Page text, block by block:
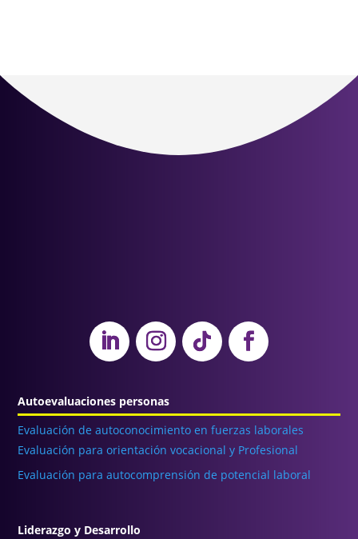
Autoevaluaciones personas
Evaluación de autoconocimiento en fuerzas laborales
Evaluación para orientación vocacional y Profesional
Evaluación para autocomprensión de potencial laboral
Liderazgo y Desarrollo